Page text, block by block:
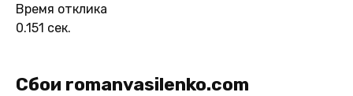
Время отклика
0.151 сек.
Сбои romanvasilenko.com